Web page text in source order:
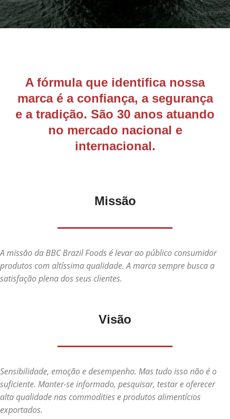
A fórmula que identifica nossa
marca é a confiança, a segurança
e a tradição. São 30 anos atuando
no mercado nacional e
internacional.
Missão
A missão da BBC Brazil Foods é levar ao público consumidor
produtos com altíssima qualidade. A marca sempre busca a
satisfação plena dos seus clientes.
Visão
Sensibilidade, emoção e desempenho. Mas tudo isso não é o
suficiente. Manter-se informado, pesquisar, testar e oferecer
alta qualidade nas commodities e produtos alimentícios
exportados.